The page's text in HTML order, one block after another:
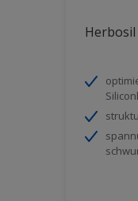
Herbosil